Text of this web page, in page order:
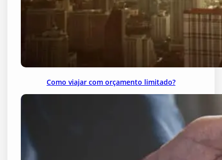
Como viajar com orçamento limitado?